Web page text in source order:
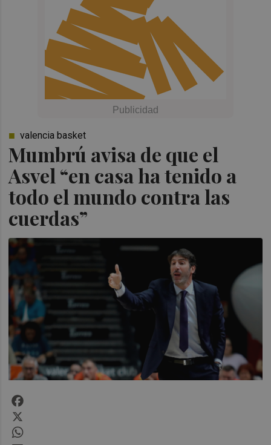
Mumbrú avisa de que el
Asvel “en casa ha tenido a
todo el mundo contra las
cuerdas”
valencia basket